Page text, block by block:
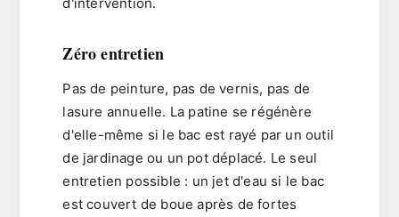
Zéro entretien
Pas de peinture, pas de vernis, pas de
lasure annuelle. La patine se régénère
d'elle-même si le bac est rayé par un outil
de jardinage ou un pot déplacé. Le seul
entretien possible : un jet d'eau si le bac
est couvert de boue après de fortes